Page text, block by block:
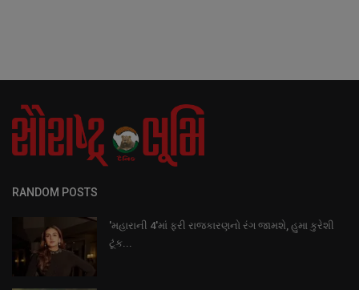
RANDOM POSTS
'મહારાની 4'માં ફરી રાજકારણનો રંગ જામશે, હુમા કુરેશી
ટૂંક...